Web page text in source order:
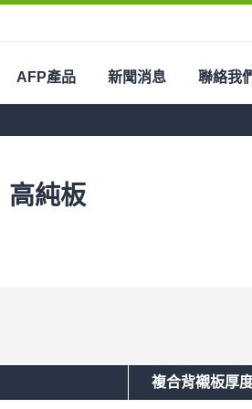
AFP產品 新聞消息 聯絡我
高純板
複合背襯板厚